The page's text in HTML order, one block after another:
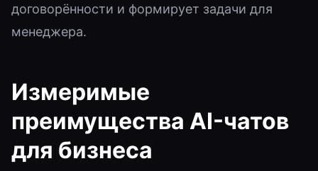
договорённости и формирует задачи для
менеджера.
Измеримые
преимущества AI-чатов
для бизнеса